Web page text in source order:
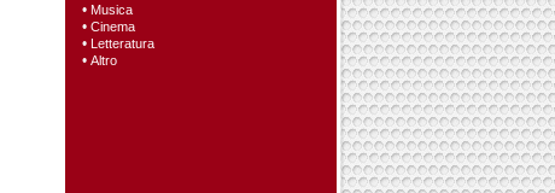
• Musica
• Cinema
• Letteratura
• Altro